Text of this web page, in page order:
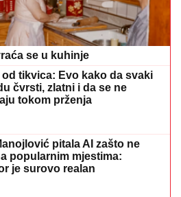
pitala AI zašto ne
popularnim mjestima:
je surovo realan